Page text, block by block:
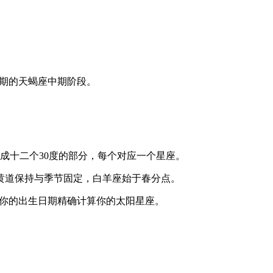
的天蝎座中期阶段。
二个30度的部分，每个对应一个星座。
保持与季节固定，白羊座始于春分点。
的出生日期精确计算你的太阳星座。